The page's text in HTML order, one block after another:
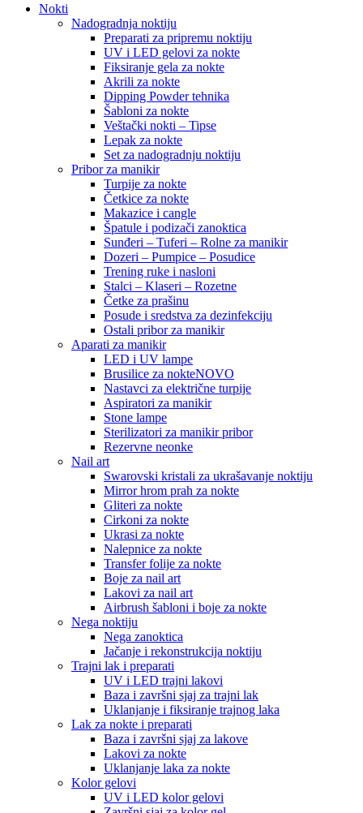
Nokti
Nadogradnja noktiju
Preparati za pripremu noktiju
UV i LED gelovi za nokte
Fiksiranje gela za nokte
Akrili za nokte
Dipping Powder tehnika
Šabloni za nokte
Veštački nokti – Tipse
Lepak za nokte
Set za nadogradnju noktiju
Pribor za manikir
Turpije za nokte
Četkice za nokte
Makazice i cangle
Špatule i podizači zanoktica
Sunđeri – Tuferi – Rolne za manikir
Dozeri – Pumpice – Posudice
Trening ruke i nasloni
Stalci – Klaseri – Rozetne
Četke za prašinu
Posude i sredstva za dezinfekciju
Ostali pribor za manikir
Aparati za manikir
LED i UV lampe
Brusilice za nokteNOVO
Nastavci za električne turpije
Aspiratori za manikir
Stone lampe
Sterilizatori za manikir pribor
Rezervne neonke
Nail art
Swarovski kristali za ukrašavanje noktiju
Mirror hrom prah za nokte
Gliteri za nokte
Cirkoni za nokte
Ukrasi za nokte
Nalepnice za nokte
Transfer folije za nokte
Boje za nail art
Lakovi za nail art
Airbrush šabloni i boje za nokte
Nega noktiju
Nega zanoktica
Jačanje i rekonstrukcija noktiju
Trajni lak i preparati
UV i LED trajni lakovi
Baza i završni sjaj za trajni lak
Uklanjanje i fiksiranje trajnog laka
Lak za nokte i preparati
Baza i završni sjaj za lakove
Lakovi za nokte
Uklanjanje laka za nokte
Kolor gelovi
UV i LED kolor gelovi